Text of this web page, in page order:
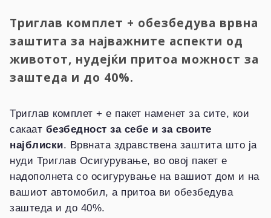
Триглав комплет + обезбедува врвна
заштита за најважните аспекти од
животот, нудејќи притоа можност за
заштеда и до 40%.
Триглав комплет + е пакет наменет за сите, кои
сакаат безбедност за себе и за своите
најблиски. Врвната здравствена заштита што ја
нуди Триглав Осигурување, во овој пакет е
надополнета со осигурување на вашиот дом и на
вашиот автомобил, а притоа ви обезбедува
заштеда и до 40%.